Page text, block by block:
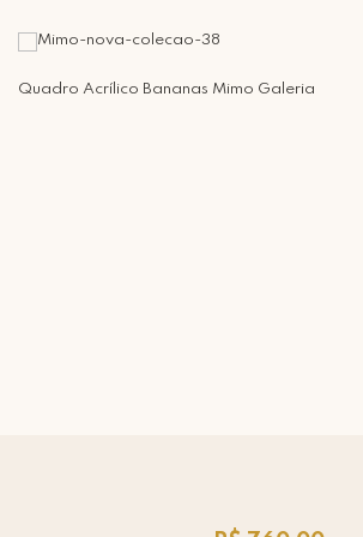
Quadro Acrílico Bananas Mimo Galeria